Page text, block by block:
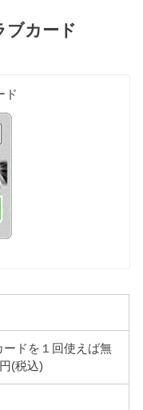
ブカード
ド
ドを１回使えば無
(税込)